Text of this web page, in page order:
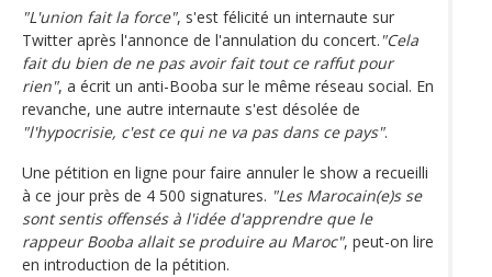
"L'union fait la force", s'est félicité un internaute sur
Twitter après l'annonce de l'annulation du concert. "Cela
fait du bien de ne pas avoir fait tout ce raffut pour
rien", a écrit un anti-Booba sur le même réseau social. En
revanche, une autre internaute s'est désolée de
"l'hypocrisie, c'est ce qui ne va pas dans ce pays".
Une pétition en ligne pour faire annuler le show a recueilli
à ce jour près de 4 500 signatures. "Les Marocain(e)s se
sont sentis offensés à l'idée d'apprendre que le
rappeur Booba allait se produire au Maroc", peut-on lire
en introduction de la pétition.